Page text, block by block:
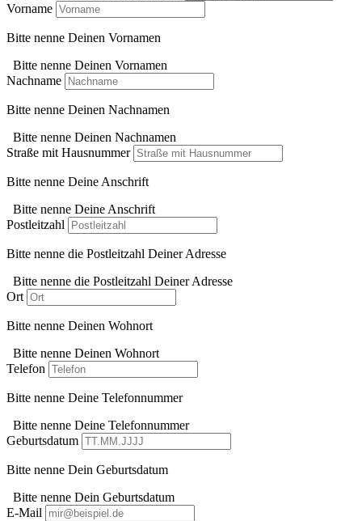
Vorname
Bitte nenne Deinen Vornamen
Bitte nenne Deinen Vornamen
Nachname
Bitte nenne Deinen Nachnamen
Bitte nenne Deinen Nachnamen
Straße mit Hausnummer
Bitte nenne Deine Anschrift
Bitte nenne Deine Anschrift
Postleitzahl
Bitte nenne die Postleitzahl Deiner Adresse
Bitte nenne die Postleitzahl Deiner Adresse
Ort
Bitte nenne Deinen Wohnort
Bitte nenne Deinen Wohnort
Telefon
Bitte nenne Deine Telefonnummer
Bitte nenne Deine Telefonnummer
Geburtsdatum
Bitte nenne Dein Geburtsdatum
Bitte nenne Dein Geburtsdatum
E-Mail